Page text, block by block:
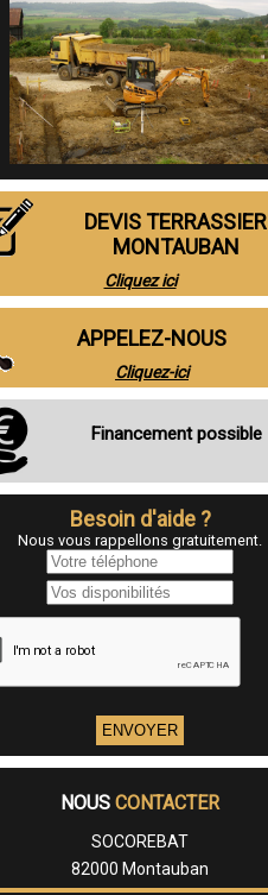
DEVIS TERRASSIER
MONTAUBAN
Cliquez ici
APPELEZ-NOUS
Cliquez-ici
Financement possible
Besoin d'aide ?
Nous vous rappellons gratuitement.
NOUS CONTACTER
SOCOREBAT
82000 Montauban